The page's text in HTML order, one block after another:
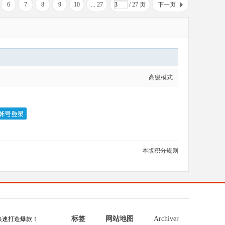
6 7 8 9 10 ... 27 / 27 页 下一页
高级模式
本版积分规则
打造爆款！ 标签 网站地图 Archiver